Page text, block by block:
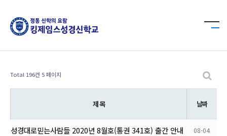
Total 196건 5 페이지
제 목 날짜
성경대로믿는사람들 2020년 8월호(통권 341호) 출간 안내 08-04